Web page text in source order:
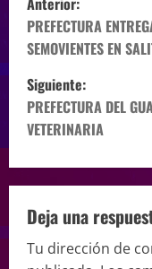
PREFECTURA
SEMOVIENTES EN
Siguiente:
PREFECTURA DEL
VETERINARIA
Deja una
Tu dirección de